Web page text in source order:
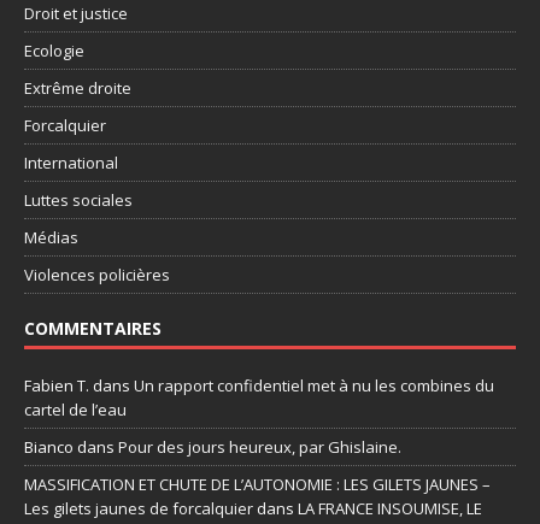
Droit et justice
Ecologie
Extrême droite
Forcalquier
International
Luttes sociales
Médias
Violences policières
COMMENTAIRES
Fabien T. dans Un rapport confidentiel met à nu les combines du
cartel de l’eau
Bianco dans Pour des jours heureux, par Ghislaine.
MASSIFICATION ET CHUTE DE L’AUTONOMIE : LES GILETS JAUNES –
Les gilets jaunes de forcalquier dans LA FRANCE INSOUMISE, LE